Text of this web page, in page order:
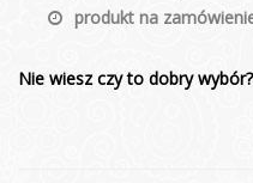
produkt na
Nie wiesz czy to dobry